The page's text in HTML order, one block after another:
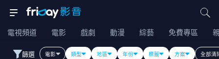
電視頻道 電影 戲劇 動漫 綜藝 免費專區
篩選 電影 類型 地區 年份 標籤 方案 全部清